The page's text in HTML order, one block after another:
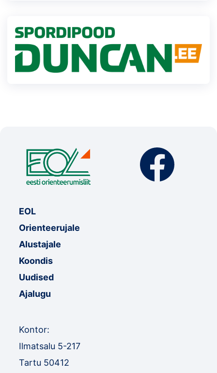
EOL
Orienteerujale
Alustajale
Koondis
Uudised
Ajalugu
Kontor:
Ilmatsalu 5-217
Tartu 50412